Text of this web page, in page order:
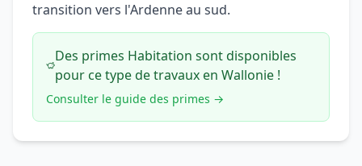
transition vers l'Ardenne au sud.
Des primes Habitation sont disponibles
pour ce type de travaux en Wallonie !
Consulter le guide des primes →